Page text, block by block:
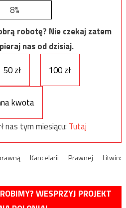
8%
robotę? Nie czekaj zatem
nas od dzisiaj.
50 zł 100 zł
kwota
nas tym miesiącu: Tutaj
Kancelarii Prawnej Litwin:
WESPRZYJ PROJEKT